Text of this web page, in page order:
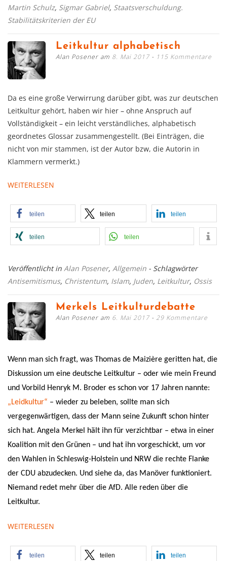
Martin Schulz, Sigmar Gabriel, Staatsverschuldung.
Stabilitätskriterien der EU
Leitkultur alphabetisch
Alan Posener am 8. Mai 2017 115 Kommentare
Da es eine große Verwirrung darüber gibt, was zur deutschen
Leitkultur gehört, haben wir hier – ohne Anspruch auf
Vollständigkeit – ein leicht verständliches, alphabetisch
geordnetes Glossar zusammengestellt. (Bei Einträgen, die
nicht von mir stammen, ist der Autor bzw, die Autorin in
Klammern vermerkt.)
WEITERLESEN
teilen teilen teilen
teilen teilen
Veröffentlicht in Alan Posener, Allgemein - Schlagwörter
Antisemitismus, Christentum, Islam, Juden, Leitkultur, Ossis
Merkels Leitkulturdebatte
Alan Posener am 6. Mai 2017 29 Kommentare
Wenn man sich fragt, was Thomas de Maizière geritten hat, die
Diskussion um eine deutsche Leitkultur – oder wie mein Freund
und Vorbild Henryk M. Broder es schon vor 17 Jahren nannte:
„Leidkultur“ – wieder zu beleben, sollte man sich
vergegenwärtigen, dass der Mann seine Zukunft schon hinter
sich hat. Angela Merkel hält ihn für verzichtbar – etwa in einer
Koalition mit den Grünen – und hat ihn vorgeschickt, um vor
den Wahlen in Schleswig-Holstein und NRW die rechte Flanke
der CDU abzudecken. Und siehe da, das Manöver funktioniert.
Niemand redet mehr über die AfD. Alle reden über die
Leitkultur.
WEITERLESEN
teilen teilen teilen